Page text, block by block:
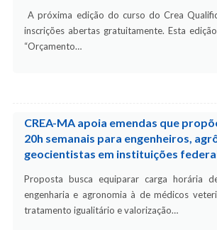
A próxima edição do curso do Crea
inscrições abertas gratuitamente. Esta
“Orçamento…
CREA-MA apoia emendas que
20h semanais para engenheiros,
geocientistas em instituições
Proposta busca equiparar carga horária
engenharia e agronomia à de médicos
tratamento igualitário e valorização…